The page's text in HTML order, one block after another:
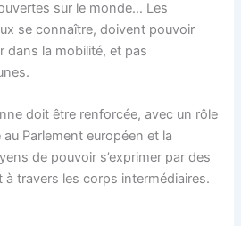
sur le monde… Les
se connaître, doivent pouvoir
dans la mobilité, et pas
doit être renforcée, avec un rôle
Parlement européen et la
de pouvoir s’exprimer par des
travers les corps intermédiaires.